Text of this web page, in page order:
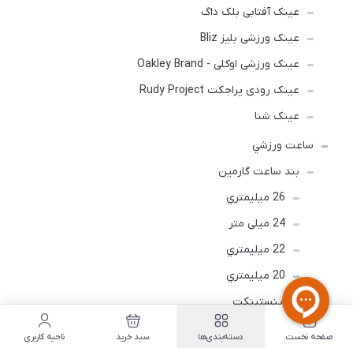
عینک آفتابی بلک داگ
عینک ورزشی بلیز Bliz
عینک ورزشی اوکلی - Oakley Brand
عینک رودی پراجکت Rudy Project
عینک شنا
ساعت ورزشي
بند ساعت گارمین
26 ميليمتري
24 میلی متر
22 ميليمتري
20 ميليمتري
اينستينكت
صفحه نخست دسته‌بندی‌ها سبد خرید ناحیه کاربری